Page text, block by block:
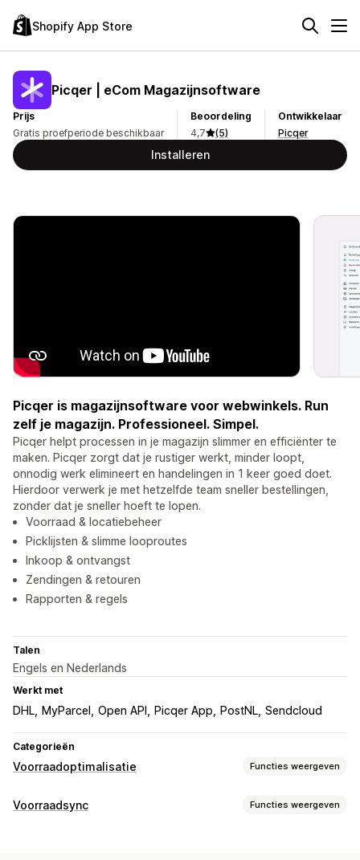
Shopify App Store
Picqer | eCom Magazijnsoftware
Prijs
Gratis proefperiode beschikbaar
Beoordeling
4,7
(5)
Ontwikkelaar
Picqer
Installeren
Picqer is magazijnsoftware voor webwinkels. Run
zelf je magazijn. Professioneel. Simpel.
Picqer helpt processen in je magazijn slimmer en efficiënter te
maken. Picqer zorgt dat je rustiger werkt, minder loopt,
onnodig werk elimineert en handelingen in 1 keer goed doet.
Hierdoor verwerk je met hetzelfde team sneller bestellingen,
zonder dat je sneller hoeft te lopen.
Voorraad & locatiebeheer
Picklijsten & slimme looproutes
Inkoop & ontvangst
Zendingen & retouren
Rapporten & regels
Talen
Engels en Nederlands
Werkt met
DHL MyParcel Open API Picqer App PostNL Sendcloud
Categorieën
Voorraadoptimalisatie Functies weergeven
Voorraadbeheer
Voorraadsync Functies weergeven